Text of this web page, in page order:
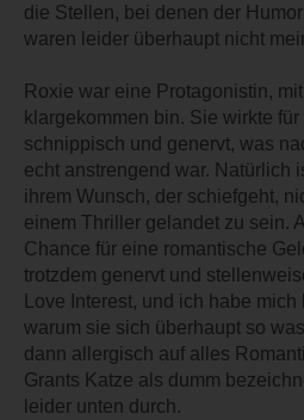
die Stellen, bei denen der
waren leider überhaupt nicht
Roxie war eine Protagonistin,
klargekommen bin. Sie wirkte für
schnippisch und genervt, was
echt anstrengend war. Natürlich
ihrem Wunsch, der schiefgeht,
einem Thriller gelandet zu sein.
Chance für eine romantische
trotzdem genervt und
Love Interest, und ich habe
warum sie sich überhaupt so
dann allergisch auf alles
Grants Katze als dumm
leider unten durch.